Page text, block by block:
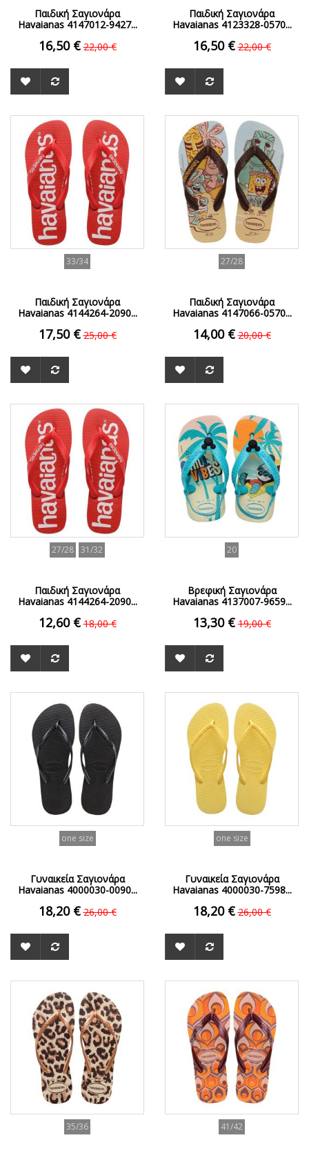
Παιδική Σαγιονάρα
Havaianas 4147012-9427...
16,50 € 22,00 €
Παιδική Σαγιονάρα
Havaianas 4123328-0570...
16,50 € 22,00 €
ΟFFER
33/34
Παιδική Σαγιονάρα
Havaianas 4144264-2090...
17,50 € 25,00 €
ΟFFER
27/28
Παιδική Σαγιονάρα
Havaianas 4147066-0570...
14,00 € 20,00 €
ΟFFER
27/28 31/32
Παιδική Σαγιονάρα
Havaianas 4144264-2090...
12,60 € 18,00 €
ΟFFER
20
Βρεφική Σαγιονάρα
Havaianas 4137007-9659...
13,30 € 19,00 €
one size
Γυναικεία Σαγιονάρα
Havaianas 4000030-0090...
18,20 € 26,00 €
ΟFFER
one size
Γυναικεία Σαγιονάρα
Havaianas 4000030-7598...
18,20 € 26,00 €
35/36
ΟFFER
41/42